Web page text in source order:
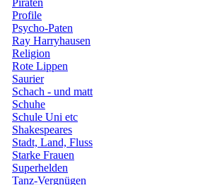
Piraten
Profile
Psycho-Paten
Ray Harryhausen
Religion
Rote Lippen
Saurier
Schach - und matt
Schuhe
Schule Uni etc
Shakespeares
Stadt, Land, Fluss
Starke Frauen
Superhelden
Tanz-Vergnügen